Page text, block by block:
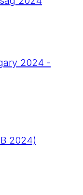
2024 -
2024)